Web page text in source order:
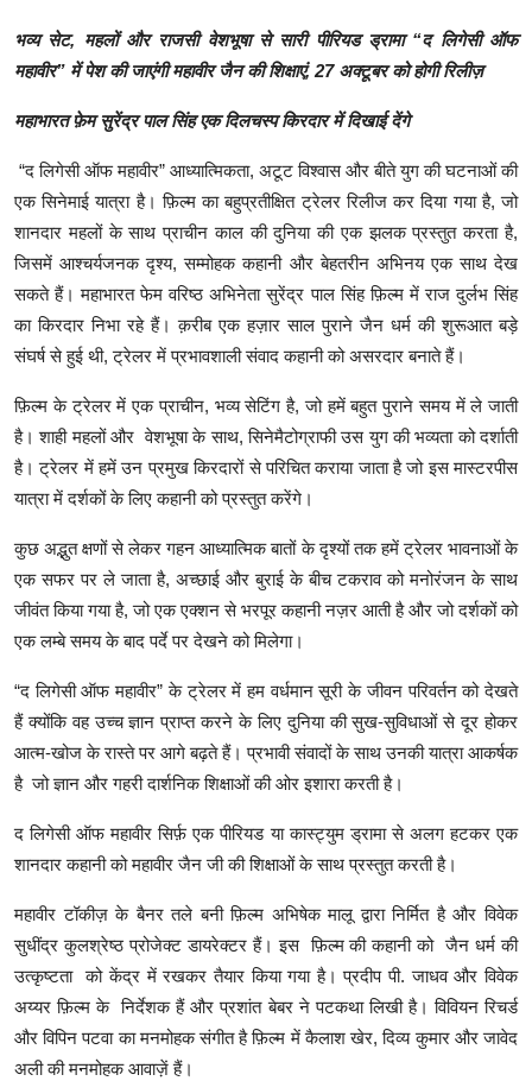
लाइफस्टाइल
टेक्नोलॉजी
देश
बिज़नेस
English
भव्य सेट, महलों और राजसी वेशभूषा से सारी पीरियड ड्रामा“द लिगेसी ऑफ
महावीर” में पेश की जाएंगी महावीर जैन की शिक्षाएं, 27 अक्टूबर को होगी रिलीज़
महाभारत फ़ेम सुरेंद्र पाल सिंह एक दिलचस्प किरदार में दिखाई देंगे
“द लिगेसी ऑफ महावीर” आध्यात्मिकता, अटूट विश्वास और बीते युग की घटनाओं की
एक सिनेमाई यात्रा है। फ़िल्म का बहुप्रतीक्षित ट्रेलर रिलीज कर दिया गया है, जो
शानदार महलों के साथ प्राचीन काल की दुनिया की एक झलक प्रस्तुत करता है,
जिसमें आश्चर्यजनक दृश्य, सम्मोहक कहानी और बेहतरीन अभिनय एक साथ देख
सकते हैं। महाभारत फेम वरिष्ठ अभिनेता सुरेंद्र पाल सिंह फ़िल्म में राज दुर्लभ सिंह
का किरदार निभा रहे हैं। क़रीब एक हज़ार साल पुराने जैन धर्म की शुरूआत बड़े
संघर्ष से हुई थी, ट्रेलर में प्रभावशाली संवाद कहानी को असरदार बनाते हैं।
फ़िल्म के ट्रेलर में एक प्राचीन, भव्य सेटिंग है, जो हमें बहुत पुराने समय में ले जाती
है। शाही महलों और वेशभूषा के साथ, सिनेमैटोग्राफी उस युग की भव्यता को दर्शाती
है। ट्रेलर में हमें उन प्रमुख किरदारों से परिचित कराया जाता है जो इस मास्टरपीस
यात्रा में दर्शकों के लिए कहानी को प्रस्तुत करेंगे।
कुछ अद्भुत क्षणों से लेकर गहन आध्यात्मिक बातों के दृश्यों तक हमें ट्रेलर भावनाओं के
एक सफर पर ले जाता है, अच्छाई और बुराई के बीच टकराव को मनोरंजन के साथ
जीवंत किया गया है, जो एक एक्शन से भरपूर कहानी नज़र आती है और जो दर्शकों को
एक लम्बे समय के बाद पर्दे पर देखने को मिलेगा।
“द लिगेसी ऑफ महावीर” के ट्रेलर में हम वर्धमान सूरी के जीवन परिवर्तन को देखते
हैं क्योंकि वह उच्च ज्ञान प्राप्त करने के लिए दुनिया की सुख-सुविधाओं से दूर होकर
आत्म-खोज के रास्ते पर आगे बढ़ते हैं। प्रभावी संवादों के साथ उनकी यात्रा आकर्षक
है जो ज्ञान और गहरी दार्शनिक शिक्षाओं की ओर इशारा करती है।
द लिगेसी ऑफ महावीर सिर्फ़ एक पीरियड या कास्ट्युम ड्रामा से अलग हटकर एक
शानदार कहानी को महावीर जैन जी की शिक्षाओं के साथ प्रस्तुत करती है।
महावीर टॉकीज़ के बैनर तले बनी फ़िल्म अभिषेक मालू द्वारा निर्मित है और विवेक
सुधींद्र कुलश्रेष्ठ प्रोजेक्ट डायरेक्टर हैं। इस फ़िल्म की कहानी को जैन धर्म की
उत्कृष्टता को केंद्र में रखकर तैयार किया गया है। प्रदीप पी. जाधव और विवेक
अय्यर फ़िल्म के निर्देशक हैं और प्रशांत बेबर ने पटकथा लिखी है। विवियन रिचर्ड
और विपिन पटवा का मनमोहक संगीत है फ़िल्म में कैलाश खेर, दिव्य कुमार और जावेद
अली की मनमोहक आवाज़ें हैं।